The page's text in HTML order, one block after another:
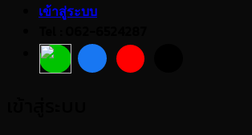
เข้าสู่ระบบ